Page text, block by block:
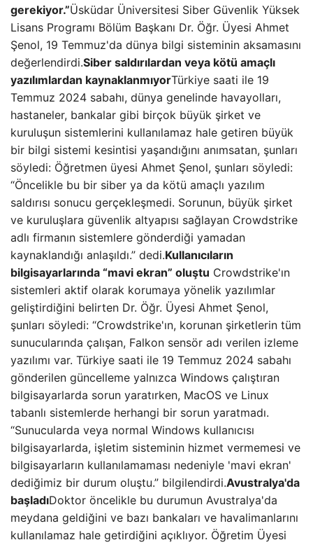
gerekiyor.”Üsküdar Üniversitesi Siber Güvenlik Yüksek
Lisans Programı Bölüm Başkanı Dr. Öğr. Üyesi Ahmet
Şenol, 19 Temmuz'da dünya bilgi sisteminin aksamasını
değerlendirdi.Siber saldırılardan veya kötü amaçlı
yazılımlardan kaynaklanmıyorTürkiye saati ile 19
Temmuz 2024 sabahı, dünya genelinde havayolları,
hastaneler, bankalar gibi birçok büyük şirket ve
kuruluşun sistemlerini kullanılamaz hale getiren büyük
bir bilgi sistemi kesintisi yaşandığını anımsatan, şunları
söyledi: Öğretmen üyesi Ahmet Şenol, şunları söyledi:
“Öncelikle bu bir siber ya da kötü amaçlı yazılım
saldırısı sonucu gerçekleşmedi. Sorunun, büyük şirket
ve kuruluşlara güvenlik altyapısı sağlayan Crowdstrike
adlı firmanın sistemlere gönderdiği yamadan
kaynaklandığı anlaşıldı.” dedi.Kullanıcıların
bilgisayarlarında “mavi ekran” oluştu Crowdstrike'ın
sistemleri aktif olarak korumaya yönelik yazılımlar
geliştirdiğini belirten Dr. Öğr. Üyesi Ahmet Şenol,
şunları söyledi: “Crowdstrike'ın, korunan şirketlerin tüm
sunucularında çalışan, Falkon sensör adı verilen izleme
yazılımı var. Türkiye saati ile 19 Temmuz 2024 sabahı
gönderilen güncelleme yalnızca Windows çalıştıran
bilgisayarlarda sorun yaratırken, MacOS ve Linux
tabanlı sistemlerde herhangi bir sorun yaratmadı.
“Sunucularda veya normal Windows kullanıcısı
bilgisayarlarda, işletim sisteminin hizmet vermemesi ve
bilgisayarların kullanılamaması nedeniyle 'mavi ekran'
dediğimiz bir durum oluştu.” bilgilendirdi.Avustralya'da
başladıDoktor öncelikle bu durumun Avustralya'da
meydana geldiğini ve bazı bankaları ve havalimanlarını
kullanılamaz hale getirdiğini açıklıyor. Öğretim Üyesi